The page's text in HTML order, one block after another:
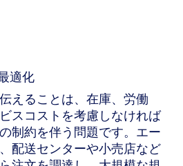
適化
えることは、在庫、労働
スコストを考慮しなければ
制約を伴う問題です。エー
配送センターや小売店など